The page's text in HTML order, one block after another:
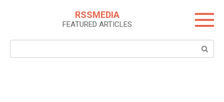
RSSMEDIA
FEATURED ARTICLES
Search: